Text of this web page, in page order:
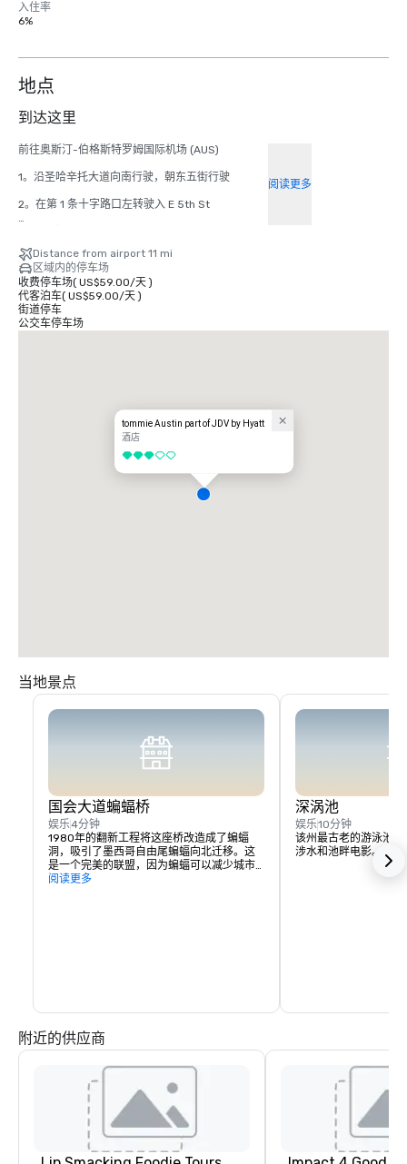
入住率
6%
地点
到达这里
前往奥斯汀-伯格斯特罗姆国际机场 (AUS)
1。沿圣哈辛托大道向南行驶，朝东五街行驶
2。在第 1 条十字路口左转驶入 E 5th St
4。向北 35 号州际公路 Frontage Rd 稍左行驶
5。左转驶入 N 州际公路 35 Frontage Rd
6。在 Wendy's 后右转（在右边）
10。向左行驶继续向 TX-71 E
11。在分叉处向左行驶然后合并到 TX-71 E
12。驶入 Spirit of Texas Dr
跟随路标前往奥斯汀-伯格斯特罗姆国际机场
阅读更多
Distance from airport 11 mi
区域内的停车场
收费停车场( US$59.00/天)
代客泊车( US$59.00/天)
街道停车
公交车停车场
tommie Austin part of JDV by Hyatt
酒店
3/5
当地景点
国会大道蝙蝠桥
娱乐4分钟
1980年的翻新工程将这座桥改造成了蝙蝠
洞，吸引了墨西哥自由尾蝙蝠向北迁移。这
是一个完美的联盟，因为蝙蝠可以减少城市
的虫群数量，并提供精彩的夜间表演。
阅读更多
深涡池
娱乐10分钟
该州最古老的游泳池
涉水和池畔电影。
附近的供应商